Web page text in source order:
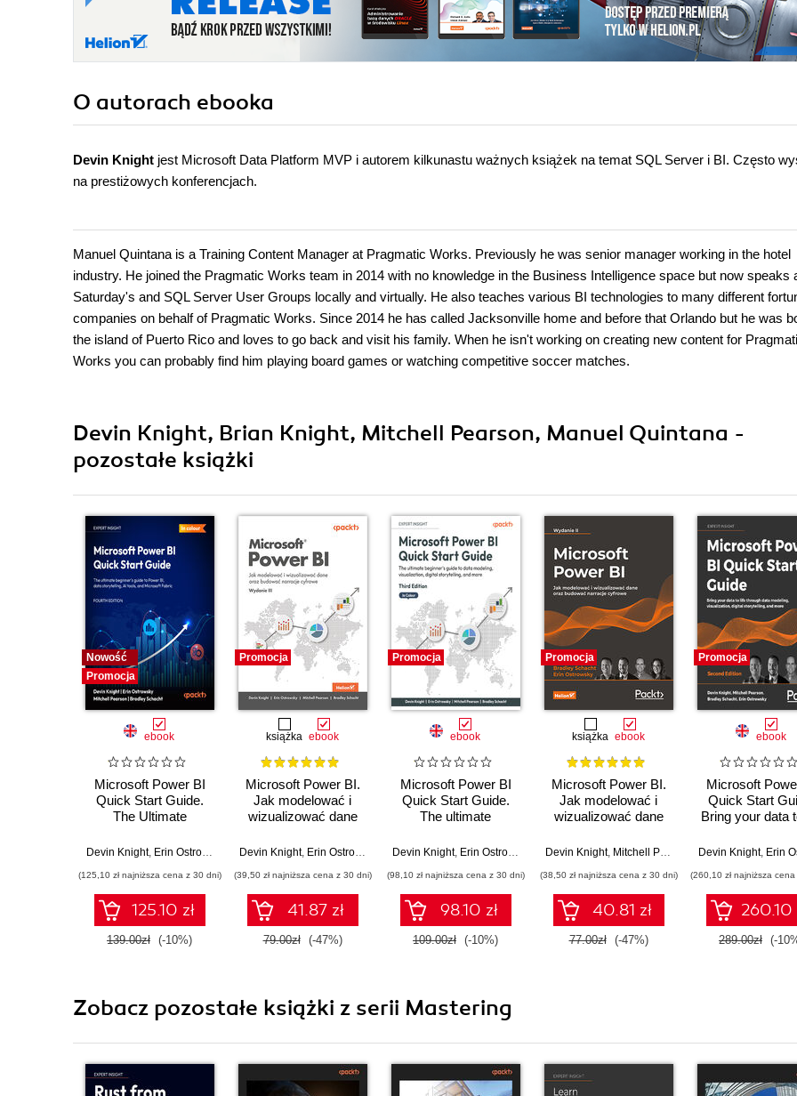
O autorach ebooka
Devin Knight jest Microsoft Data Platform MVP i autorem kilkunastu ważnych książek na temat SQL Server i BI. Często
na prestiżowych konferencjach.
Manuel Quintana is a Training Content Manager at Pragmatic Works. Previously he was senior manager working in the hotel
industry. He joined the Pragmatic Works team in 2014 with no knowledge in the Business Intelligence space but now speaks
Saturday's and SQL Server User Groups locally and virtually. He also teaches various BI technologies to many different
companies on behalf of Pragmatic Works. Since 2014 he has called Jacksonville home and before that Orlando but he was
the island of Puerto Rico and loves to go back and visit his family. When he isn't working on creating new content for
Works you can probably find him playing board games or watching competitive soccer matches.
Devin Knight, Brian Knight, Mitchell Pearson, Manuel Quintana -
pozostałe książki
Nowość
Promocja
ebook
Microsoft Power BI
Quick Start Guide.
The Ultimate
Power BI, Data
and Microsoft Fabric
- Fourth Edition
Devin Knight, Erin Ostrowsky Mitchell Pearson,Bradley Schacht
(125,10 zł najniższa cena z 30 dni)
125.10 zł
139.00zł (-10%)
Promocja
książka ebook
Microsoft Power BI.
Jak modelować i
wizualizować dane
narracje cyfrowe.
Devin Knight, Erin Ostrowsky Mitchell Pearson,Bradley Schacht
(39,50 zł najniższa cena z 30 dni)
41.87 zł
79.00zł (-47%)
Promocja
ebook
Microsoft Power BI
Quick Start Guide.
The ultimate
data modeling,
storytelling, and more
- Third Edition
Devin Knight, Erin Ostrowsky Mitchell Pearson,Bradley Schacht
(98,10 zł najniższa cena z 30 dni)
98.10 zł
109.00zł (-10%)
Promocja
książka ebook
Microsoft Power BI.
Jak modelować i
wizualizować dane
narracje cyfrowe.
Devin Knight, Mitchell Pearson Bradley Schacht,
(38,50 zł najniższa cena z 30 dni)
40.81 zł
77.00zł (-47%)
Promocja
ebook
Microsoft
Quick Start
Bring your data
modeling,
storytelling, and
- Second
Devin Knight, Erin
(260,10 zł najniższa
260.10
289.00zł (-
Zobacz pozostałe książki z serii Mastering